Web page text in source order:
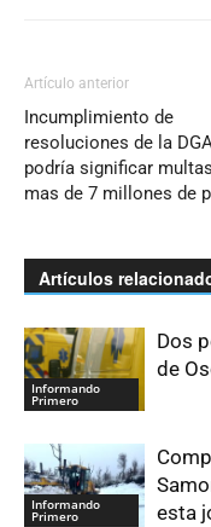
Artículo anterior
Incumplimiento de
resoluciones de la
podría significar
mas de 7 millones de
Artículos
Informando
Primero
Dos
de
Informando
Primero
esta